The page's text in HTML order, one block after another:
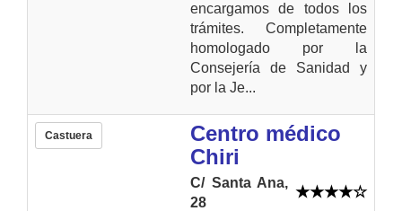
encargamos de todos los
trámites. Completamente
homologado por la
Consejería de Sanidad y
por la Je...
Castuera
Centro médico
Chiri
C/ Santa Ana,
28